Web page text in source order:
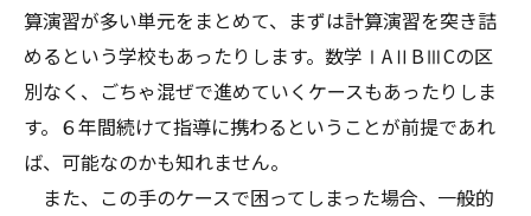
算演習が多い単元をまとめて、まずは計算演習を突き詰
めるという学校もあったりします。数学ⅠAⅡBⅢCの区
別なく、ごちゃ混ぜで進めていくケースもあったりしま
す。６年間続けて指導に携わるということが前提であれ
ば、可能なのかも知れません。
また、この手のケースで困ってしまった場合、一般的